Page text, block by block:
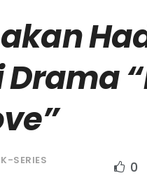
K-SERIES
0